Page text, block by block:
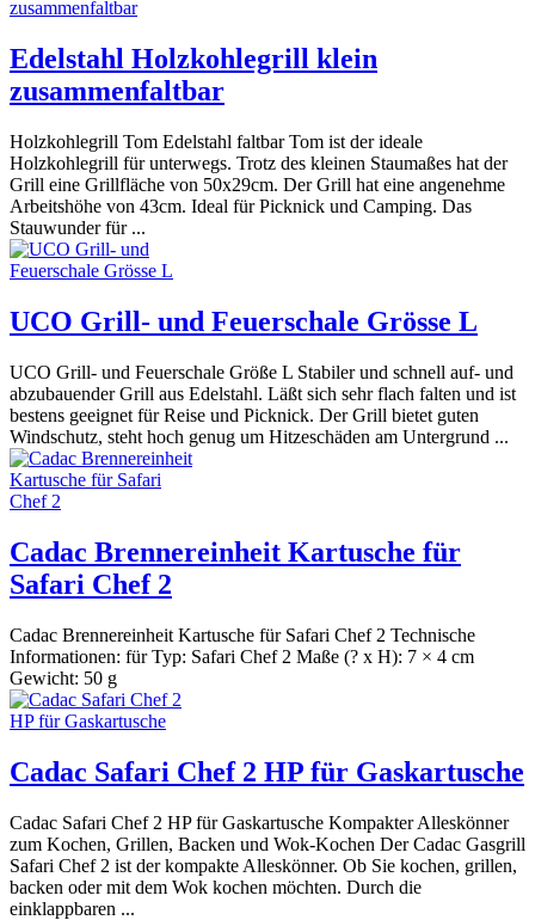
Edelstahl Holzkohlegrill klein
zusammenfaltbar
Holzkohlegrill Tom Edelstahl faltbar Tom ist der ideale
Holzkohlegrill für unterwegs. Trotz des kleinen Staumaßes hat der
Grill eine Grillfläche von 50x29cm. Der Grill hat eine angenehme
Arbeitshöhe von 43cm. Ideal für Picknick und Camping. Das
Stauwunder für ...
UCO Grill- und Feuerschale Grösse L
UCO Grill- und Feuerschale Größe L Stabiler und schnell auf- und
abzubauender Grill aus Edelstahl. Läßt sich sehr flach falten und ist
bestens geeignet für Reise und Picknick. Der Grill bietet guten
Windschutz, steht hoch genug um Hitzeschäden am Untergrund ...
Cadac Brennereinheit Kartusche für
Safari Chef 2
Cadac Brennereinheit Kartusche für Safari Chef 2 Technische
Informationen: für Typ: Safari Chef 2 Maße (? x H): 7 × 4 cm
Gewicht: 50 g
Cadac Safari Chef 2 HP für Gaskartusche
Cadac Safari Chef 2 HP für Gaskartusche Kompakter Alleskönner
zum Kochen, Grillen, Backen und Wok-Kochen Der Cadac Gasgrill
Safari Chef 2 ist der kompakte Alleskönner. Ob Sie kochen, grillen,
backen oder mit dem Wok kochen möchten. Durch die
einklappbaren ...